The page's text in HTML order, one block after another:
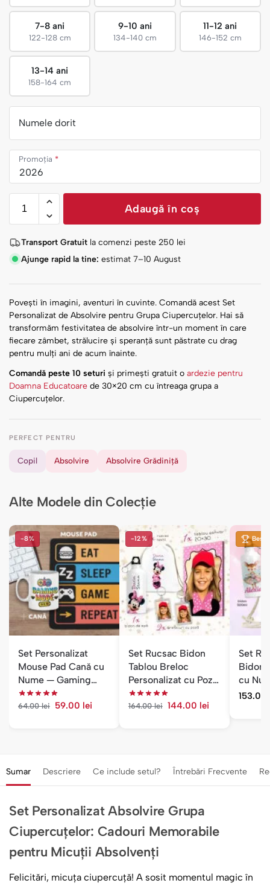
7-8 ani
122-128 cm
9-10 ani
134-140 cm
11-12 ani
146-152 cm
13-14 ani
158-164 cm
Numele dorit
Promoția *
Adaugă în coș
Transport Gratuit la comenzi peste 250 lei
Ajunge rapid la tine: estimat 7–10 August
Povești în imagini, aventuri în cuvinte. Comandă acest Set
Personalizat de Absolvire pentru Grupa Ciupercuțelor. Hai să
transformăm festivitatea de absolvire într-un moment în care
fiecare zâmbet, strălucire și speranță sunt păstrate cu drag
pentru mulți ani de acum înainte.
Comandă peste 10 seturi și primești gratuit o ardezie pentru
Doamna Educatoare de 30×20 cm cu întreaga grupa a
Ciupercuțelor.
PERFECT PENTRU
Copil Absolvire Absolvire Grădiniță
Alte Modele din Colecție
-8%
Set Personalizat
Mouse Pad Cană cu
Nume — Gaming
Mode On
64.00lei 59.00 lei
-12%
Set Rucsac Bidon
Tablou Breloc
Personalizat cu Poză
și Nume — Fete
164.00lei 144.00 lei
Best
Set
Bidon
cu
153.00
Sumar Descriere Ce include setul? Întrebări Frecvente
Set Personalizat Absolvire Grupa
Ciupercuțelor: Cadouri Memorabile
pentru Micuții Absolvenți
Felicitări, micuța ciupercuță! A sosit momentul magic în